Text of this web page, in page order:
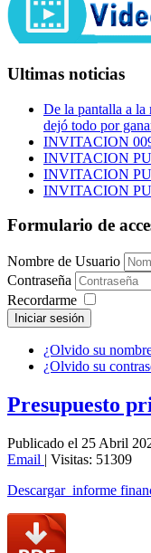
Ultimas noticias
De la pantalla a la
dejó todo por
INVITACION
INVITACION
INVITACION
INVITACION
Formulario de
Nombre de Usuario
Contraseña
Recordarme
Iniciar sesión
¿Olvido su
¿Olvido su
Presupuesto
Publicado el 25 Abril
Email | Visitas: 51309
Descargar informe